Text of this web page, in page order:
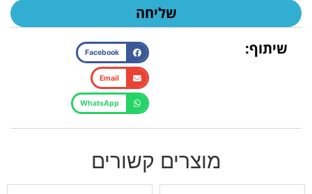
שליחה
שיתוף:
Facebook
Email
WhatsApp
מוצרים קשורים